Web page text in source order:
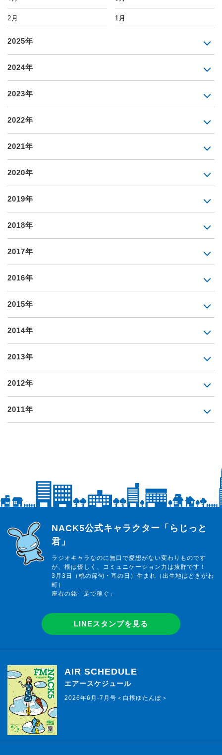
2月 1月
2025年
2024年
2023年
2022年
2021年
2020年
2019年
2018年
2017年
2016年
2015年
2014年
2013年
2012年
2011年
らじっと君
NACK5公式キャラクター「らじっと
君」
ラジオキャラなのに無口で愛想がない変わりものです
が、根は優しく、コミュニケーション力は抜群です！
3月3日（桃の節句・耳の日）生まれ（出生地はときがわ
町）
座右の銘「足で稼ぐ」
LINEスタンプを見る
AIR SCHEDULE
エアースケジュール
2026年6月-7月号＜白根ゆたんぽ＞